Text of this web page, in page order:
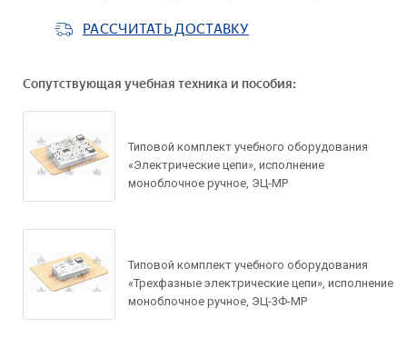
РАССЧИТАТЬ ДОСТАВКУ
Сопутствующая учебная техника и пособия:
Типовой комплект учебного оборудования
«Электрические цепи», исполнение
моноблочное ручное, ЭЦ-МР
Типовой комплект учебного оборудования
«Трехфазные электрические цепи», исполнение
моноблочное ручное, ЭЦ-3Ф-МР
Запросить цену
Ваше имя*
Задать вопрос по
товару
Ваш e-mail*
Рассчитать доставку